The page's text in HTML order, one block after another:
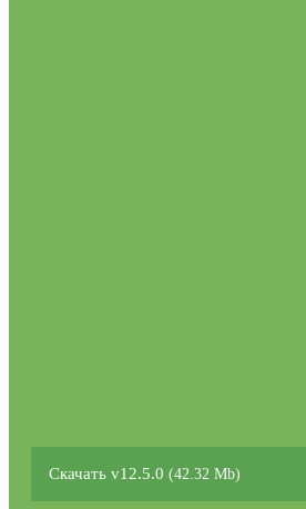
Скачать v12.5.0 (42.32 Mb)